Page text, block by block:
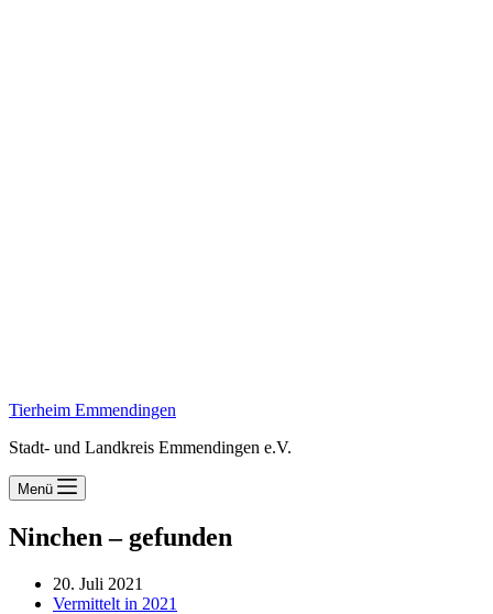
Tierheim Emmendingen
Stadt- und Landkreis Emmendingen e.V.
Menü
Ninchen – gefunden
20. Juli 2021
Vermittelt in 2021